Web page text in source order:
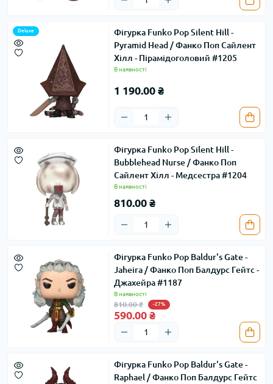
Deluxe
Фігурка Funko Pop Silent Hill -
Pyramid Head / Фанко Поп Сайлент
Хілл - Пірамідоголовий #1205
В наявності
1 190.00 ₴
Фігурка Funko Pop Silent Hill -
Bubblehead Nurse / Фанко Поп
Сайлент Хілл - Медсестра #1204
В наявності
810.00 ₴
Фігурка Funko Pop Baldur's Gate -
Jaheira / Фанко Поп Балдурс Гейтс -
Джахейра #1187
В наявності
810.00 ₴ -27%
590.00 ₴
Фігурка Funko Pop Baldur's Gate -
Raphael / Фанко Поп Балдурс Гейтс